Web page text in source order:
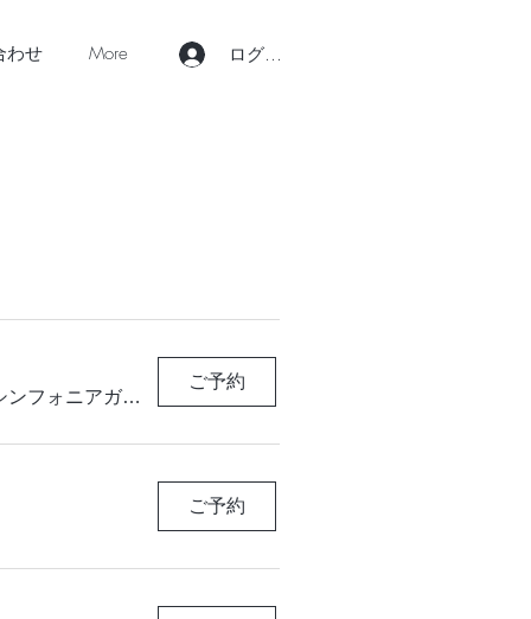
わせ More ログイン
アルソア女神の森 シンフォニアガーデン（旧：セントラルガーデン）
ご予約
ご予約